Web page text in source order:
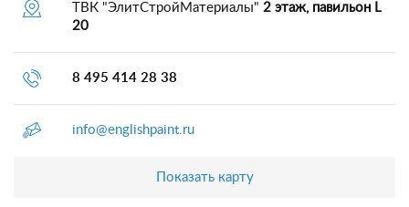
ТВК "ЭлитСтройМатериалы" 2 этаж, павильон L
20
8 495 414 28 38
info@englishpaint.ru
Показать карту